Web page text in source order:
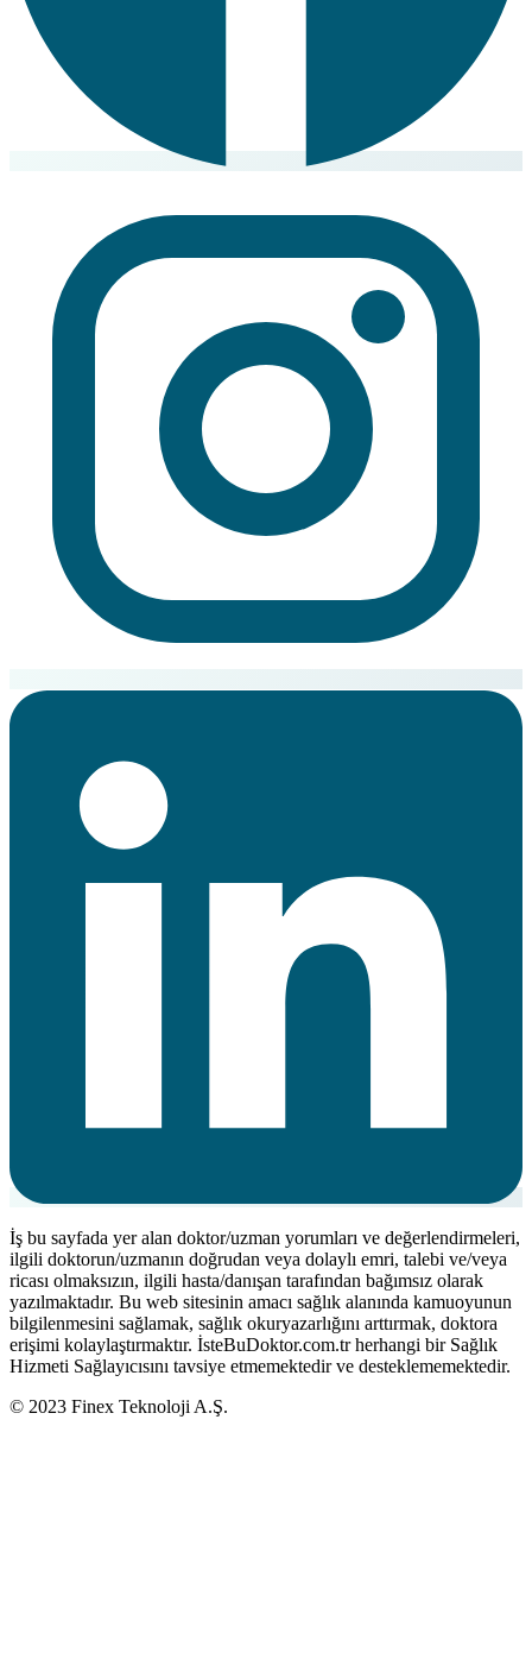
İş bu sayfada yer alan doktor/uzman yorumları ve değerlendirmeleri,
ilgili doktorun/uzmanın doğrudan veya dolaylı emri, talebi ve/veya
ricası olmaksızın, ilgili hasta/danışan tarafından bağımsız olarak
yazılmaktadır. Bu web sitesinin amacı sağlık alanında kamuoyunun
bilgilenmesini sağlamak, sağlık okuryazarlığını arttırmak, doktora
erişimi kolaylaştırmaktır. İsteBuDoktor.com.tr herhangi bir Sağlık
Hizmeti Sağlayıcısını tavsiye etmemektedir ve desteklememektedir.
© 2023 Finex Teknoloji A.Ş.